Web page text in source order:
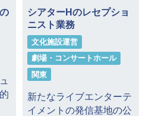
シアターHのレセプショ
ニスト業務
文化施設運営
劇場・コンサートホール
関東
新たなライブエンターテ
イメントの発信基地の公